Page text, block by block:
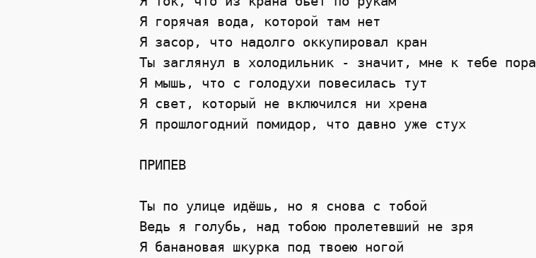
Я горячая вода, которой там нет
Я засор, что надолго оккупировал кран
Ты заглянул в холодильник - значит, мне к тебе пора
Я мышь, что с голодухи повесилась тут
Я свет, который не включился ни хрена
Я прошлогодний помидор, что давно уже стух
ПРИПЕВ
Ты по улице идёшь, но я снова с тобой
Ведь я голубь, над тобою пролетевший не зря
Я банановая шкурка под твоею ногой